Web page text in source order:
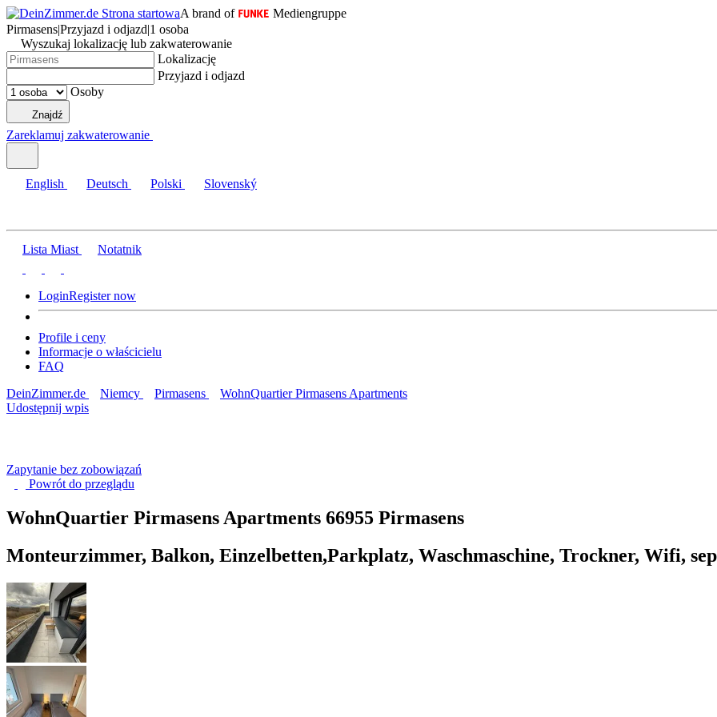
A brand of
Mediengruppe
Pirmasens|Przyjazd i odjazd|1 osoba
Wyszukaj lokalizację lub zakwaterowanie
Lokalizację
Przyjazd i odjazd
Osoby
Znajdź
Zareklamuj zakwaterowanie
English Deutsch Polski Slovenský
Lista Miast Notatnik
LoginRegister now
Profile i ceny
Informacje o właścicielu
FAQ
DeinZimmer.de
Niemcy Pirmasens
WohnQuartier Pirmasens Apartments
Udostępnij wpis
Zapytanie bez zobowiązań
Powrót do przeglądu
WohnQuartier Pirmasens Apartments 66955 Pirmasens
Monteurzimmer, Balkon, Einzelbetten,Parkplatz, Waschmaschine, Trockner, Wifi,